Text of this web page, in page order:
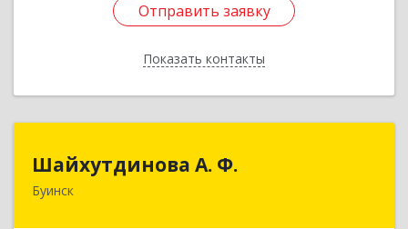
Отправить заявку
Показать контакты
Отправить заявку
Назад
Шайхутдинова А. Ф.
Буинск